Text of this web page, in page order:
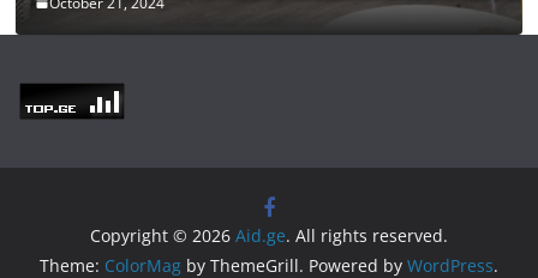
Copyright © 2026 Aid.ge. All rights reserved.
Theme: ColorMag by ThemeGrill. Powered by WordPress.